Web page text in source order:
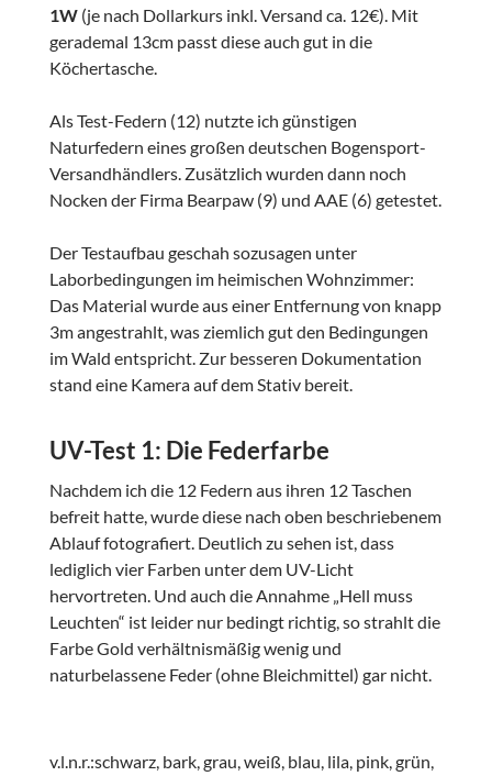
1W(je nach Dollarkurs inkl. Versand ca. 12€). Mit
gerademal 13cm passt diese auch gut in die
Köchertasche.
Als Test-Federn (12) nutzte ich günstigen
Naturfedern eines großen deutschen Bogensport-
Versandhändlers. Zusätzlich wurden dann noch
Nocken der Firma Bearpaw (9) und AAE (6) getestet.
Der Testaufbau geschah sozusagen unter
Laborbedingungen im heimischen Wohnzimmer:
Das Material wurde aus einer Entfernung von knapp
3m angestrahlt, was ziemlich gut den Bedingungen
im Wald entspricht. Zur besseren Dokumentation
stand eine Kamera auf dem Stativ bereit.
UV-Test 1: Die Federfarbe
Nachdem ich die 12 Federn aus ihren 12 Taschen
befreit hatte, wurde diese nach oben beschriebenem
Ablauf fotografiert. Deutlich zu sehen ist, dass
lediglich vier Farben unter dem UV-Licht
hervortreten. Und auch die Annahme „Hell muss
Leuchten“ ist leider nur bedingt richtig, so strahlt die
Farbe Gold verhältnismäßig wenig und
naturbelassene Feder (ohne Bleichmittel) gar nicht.
v.l.n.r.:schwarz, bark, grau, weiß, blau, lila, pink, grün,